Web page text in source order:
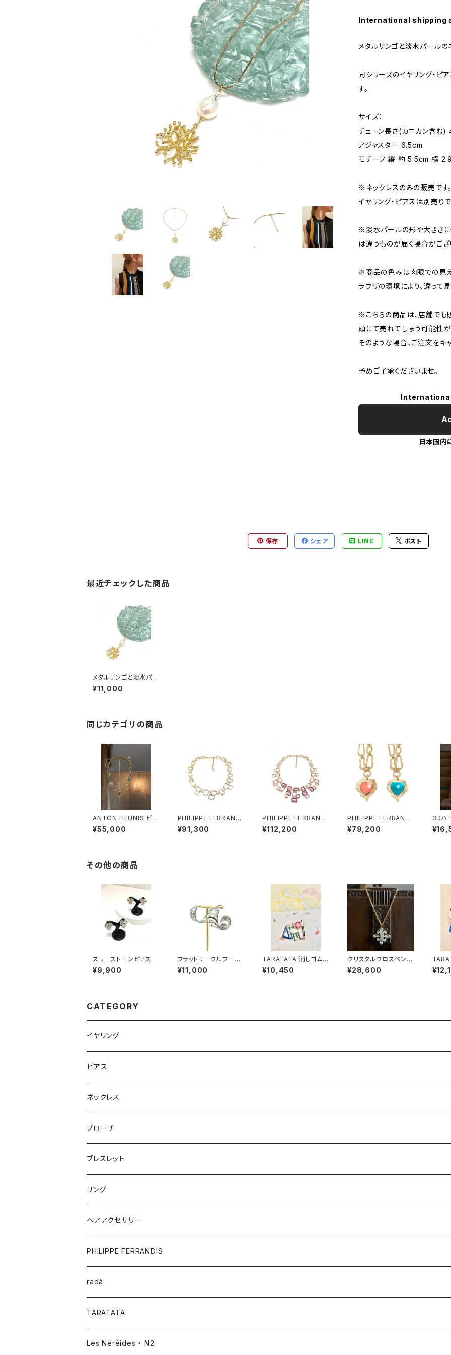
International shipping
メタルサンゴと淡水パールの
同シリーズのイヤリング・ピ
す。
サイズ：
チェーン長さ(カニカン含む)
アジャスター 6.5cm
モチーフ 縦 約 5.5cm 横
※ネックレスのみの販売です
イヤリング・ピアスは別売りで
※淡水パールの形や大きさ
は違うものが届く場合がござ
※商品の色みは肉眼での見
ラウザの環境により、違って
※こちらの商品は、店舗でも
頭にて売れてしまう可能性が
そのような場合、ご注文をキ
予めご了承くださいませ。
日本国内
保存 シェア LINE ポスト
最近チェックした商品
メタルサンゴと淡水パー
ル ネックレス
¥11,000
同じカテゴリの商品
ANTON HEUNIS ビー
アンドデイジー コネク
トリングネックレス
¥55,000
PHILIPPE FERRANDI
S Baléares ネックレ
ス #2
¥91,300
PHILIPPE FERRANDI
S Baléares ネックレ
ス #1
¥112,200
PHILIPPE FERRANDI
S break my heart ネ
ックレス
¥79,200
3Dハ
その他の商品
スリーストーンピアス
¥9,900
フラットサークルフープ
ピアス silver
¥11,000
TARATATA 消しゴム
ブローチ
¥10,450
クリスタルクロスペンダ
ント
¥28,600
ピアス
CATEGORY
イヤリング
ピアス
ネックレス
ブローチ
ブレスレット
リング
ヘアアクセサリー
PHILIPPE FERRANDIS
radà
TARATATA
Les Néréides ・ N2